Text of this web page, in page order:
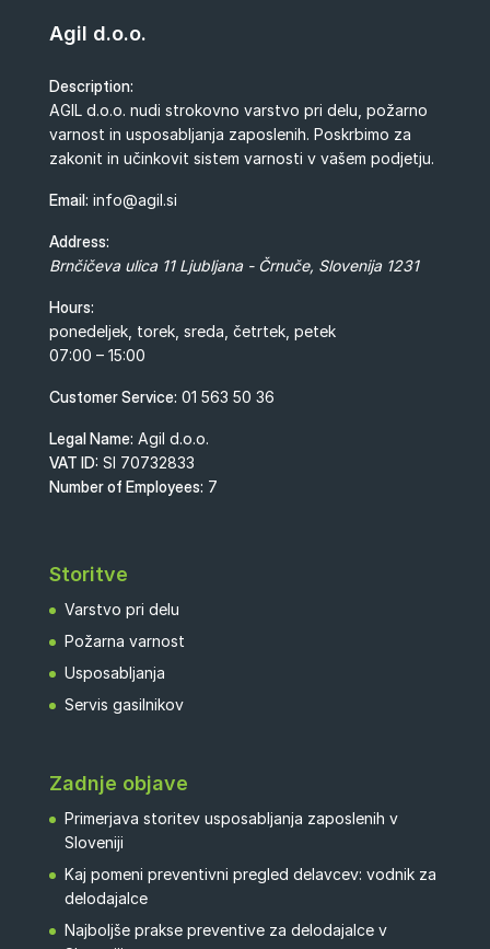
Agil d.o.o.
Description:
AGIL d.o.o. nudi strokovno varstvo pri delu, požarno
varnost in usposabljanja zaposlenih. Poskrbimo za
zakonit in učinkovit sistem varnosti v vašem podjetju.
Email: info@agil.si
Address:
Brnčičeva ulica 11 Ljubljana - Črnuče, Slovenija 1231
Hours:
ponedeljek, torek, sreda, četrtek, petek
07:00 – 15:00
Customer Service: 01 563 50 36
Legal Name: Agil d.o.o.
VAT ID: SI 70732833
Number of Employees: 7
Storitve
Varstvo pri delu
Požarna varnost
Usposabljanja
Servis gasilnikov
Zadnje objave
Primerjava storitev usposabljanja zaposlenih v
Sloveniji
Kaj pomeni preventivni pregled delavcev: vodnik za
delodajalce
Najboljše prakse preventive za delodajalce v